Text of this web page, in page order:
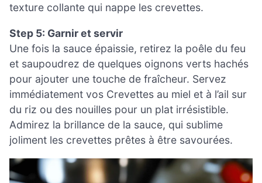
texture collante qui nappe les crevettes.
Step 5: Garnir et servir
Une fois la sauce épaissie, retirez la poêle du feu
et saupoudrez de quelques oignons verts hachés
pour ajouter une touche de fraîcheur. Servez
immédiatement vos Crevettes au miel et à l’ail sur
du riz ou des nouilles pour un plat irrésistible.
Admirez la brillance de la sauce, qui sublime
joliment les crevettes prêtes à être savourées.